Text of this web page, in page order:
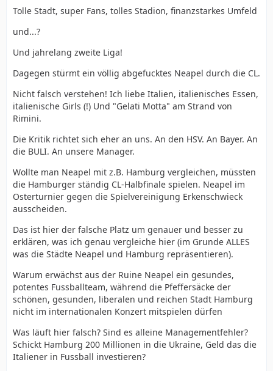
Tolle Stadt, super Fans, tolles Stadion, finanzstarkes Umfeld
und...?
Und jahrelang zweite Liga!
Dagegen stürmt ein völlig abgefucktes Neapel durch die CL.
Nicht falsch verstehen! Ich liebe Italien, italienisches Essen,
italienische Girls (!) Und "Gelati Motta" am Strand von
Rimini.
Die Kritik richtet sich eher an uns. An den HSV. An Bayer. An
die BULI. An unsere Manager.
Wollte man Neapel mit z.B. Hamburg vergleichen, müssten
die Hamburger ständig CL-Halbfinale spielen. Neapel im
Osterturnier gegen die Spielvereinigung Erkenschwieck
ausscheiden.
Das ist hier der falsche Platz um genauer und besser zu
erklären, was ich genau vergleiche hier (im Grunde ALLES
was die Städte Neapel und Hamburg repräsentieren).
Warum erwächst aus der Ruine Neapel ein gesundes,
potentes Fussballteam, während die Pfeffersäcke der
schönen, gesunden, liberalen und reichen Stadt Hamburg
nicht im internationalen Konzert mitspielen dürfen
Was läuft hier falsch? Sind es alleine Managementfehler?
Schickt Hamburg 200 Millionen in die Ukraine, Geld das die
Italiener in Fussball investieren?